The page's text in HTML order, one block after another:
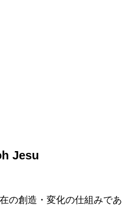
Jesu
の創造・変化の仕組みであ